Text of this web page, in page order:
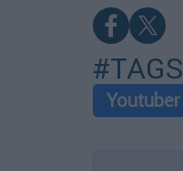
#TAGS
Youtuber